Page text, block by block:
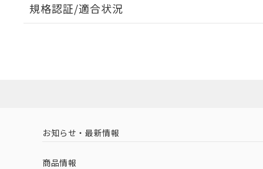
EU RoHS 注意事項・凡例
中国 RoHS 注意事項・凡例
規格認証/適合状況
（イギリス
（ノルウェー
お知らせ・最新情報
商品情報